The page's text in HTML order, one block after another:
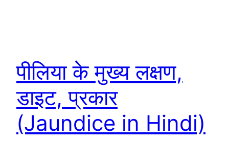
पीलिया के मुख्य लक्षण,
डाइट, प्रकार
(Jaundice in Hindi)